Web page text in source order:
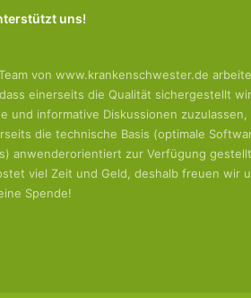
uns!
von www.krankenschwester.de
einerseits die Qualität sichergestellt
und informative Diskussionen zuzulassen,
die technische Basis (optimale
anwenderorientiert zur Verfügung
viel Zeit und Geld, deshalb freuen wir
Spende!